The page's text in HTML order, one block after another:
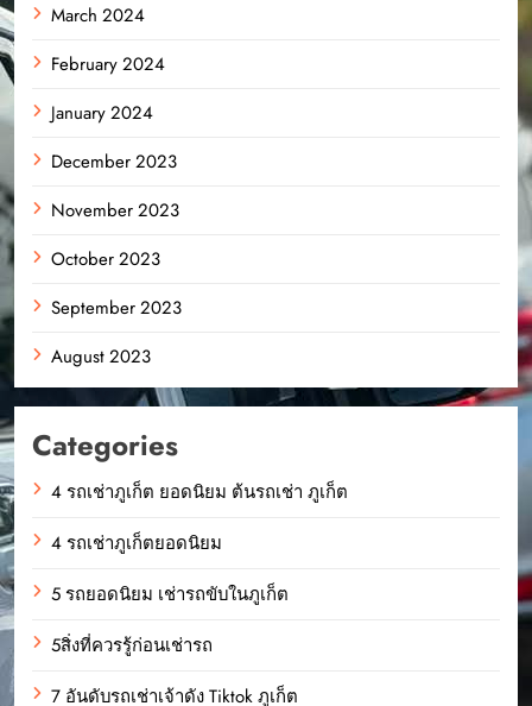
March 2024
February 2024
January 2024
December 2023
November 2023
October 2023
September 2023
August 2023
Categories
4 รถเช่าภูเก็ต ยอดนิยม ต้นรถเช่า ภูเก็ต
4 รถเช่าภูเก็ตยอดนิยม
5 รถยอดนิยม เช่ารถขับในภูเก็ต
5สิ่งที่ควรรู้ก่อนเช่ารถ
7 อันดับรถเช่าเจ้าดัง Tiktok ภูเก็ต